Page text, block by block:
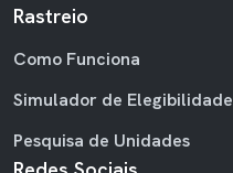
Rastreio
Como Funciona
Simulador de Elegibilidade
Pesquisa de Unidades